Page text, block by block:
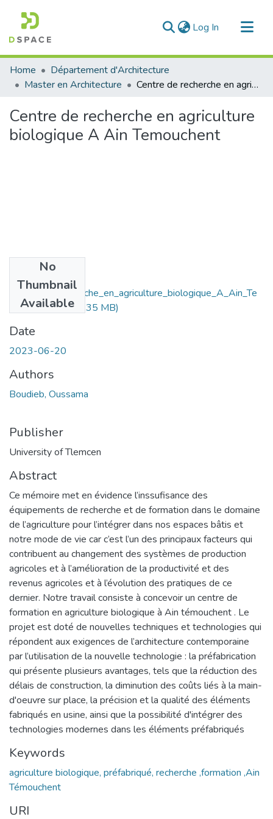
Log In (current)
Communities & Collections
All of DSpace
Home
Département d'Architecture
Master en Architecture
Centre de recherche en agriculture biologique A Ain Temouchent
Centre de recherche en agriculture
biologique A Ain Temouchent
No
Thumbnail
Available
Centre_de_recherche_en_agriculture_biologique_A_Ain_Te
mouchent.pdf(12.35 MB)
Date
2023-06-20
Authors
Boudieb, Oussama
Publisher
University of Tlemcen
Abstract
Ce mémoire met en évidence l’inssufisance des
équipements de recherche et de formation dans le domaine
de l’agriculture pour l’intégrer dans nos espaces bâtis et
notre mode de vie car c’est l’un des principaux facteurs qui
contribuent au changement des systèmes de production
agricoles et à l’amélioration de la productivité et des
revenus agricoles et à l’évolution des pratiques de ce
dernier. Notre travail consiste à concevoir un centre de
formation en agriculture biologique à Ain témouchent . Le
projet est doté de nouvelles techniques et technologies qui
répondent aux exigences de l’architecture contemporaine
par l’utilisation de la nouvelle technologie : la préfabrication
qui présente plusieurs avantages, tels que la réduction des
délais de construction, la diminution des coûts liés à la main-
d'oeuvre sur place, la précision et la qualité des éléments
fabriqués en usine, ainsi que la possibilité d'intégrer des
technologies modernes dans les éléments préfabriqués
Keywords
agriculture biologique, préfabriqué, recherche ,formation ,Ain
Témouchent
URI